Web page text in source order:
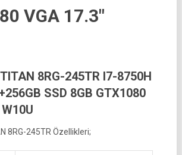
VGA 17.3″
8RG-245TR I7-8750H
SSD 8GB GTX1080
8RG-245TR Özellikleri;